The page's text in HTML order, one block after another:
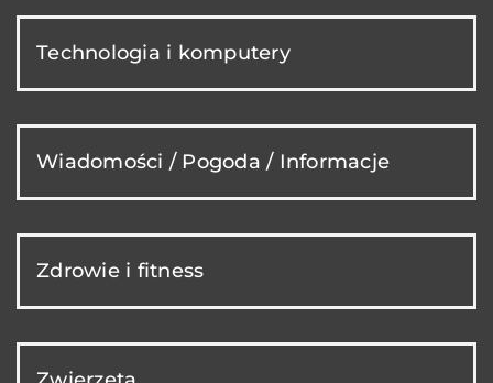
Technologia i komputery
Wiadomości / Pogoda / Informacje
Zdrowie i fitness